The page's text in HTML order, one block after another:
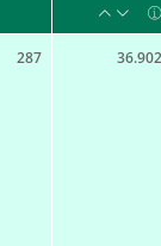
287 36.902